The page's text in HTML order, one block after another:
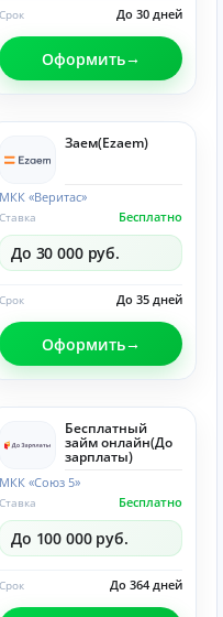
До 30 дней
Срок
Оформить
Заем(Ezaem)
МКК «Веритас»
Бесплатно
Ставка
До 30 000 руб.
До 35 дней
Срок
Оформить
Бесплатный
займ онлайн(До
зарплаты)
МКК «Союз 5»
Бесплатно
Ставка
До 100 000 руб.
До 364 дней
Срок